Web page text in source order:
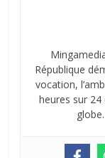
République
vocation,
heures sur